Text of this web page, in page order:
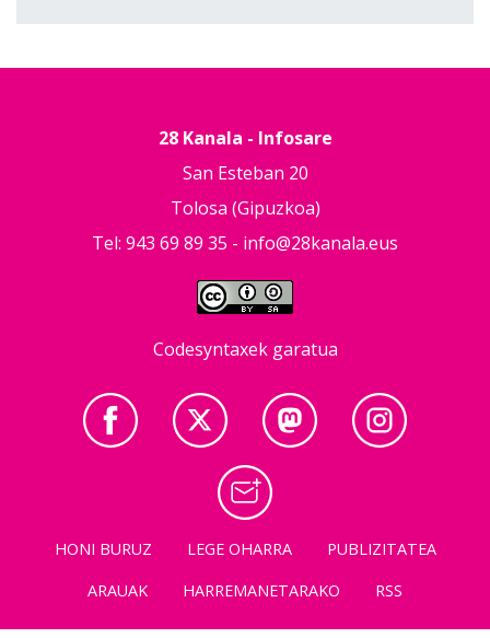
28 Kanala - Infosare
San Esteban 20
Tolosa (Gipuzkoa)
Tel: 943 69 89 35 - info@28kanala.eus
Codesyntaxek garatua
HONI BURUZ LEGE OHARRA
PUBLIZITATEA
ARAUAK
HARREMANETARAKO RSS